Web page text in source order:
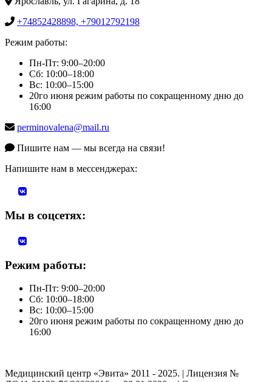
+74852428898, +79012792198
Режим работы:
Пн-Пт: 9:00–20:00
Сб: 10:00–18:00
Вс: 10:00–15:00
20го июня режим работы по сокращенному дню до
16:00
perminovalena@mail.ru
Пишите нам — мы всегда на связи!
Напишите нам в мессенджерах:
Мы в соцсетях:
Режим работы:
Пн-Пт: 9:00–20:00
Сб: 10:00–18:00
Вс: 10:00–15:00
20го июня режим работы по сокращенному дню до
16:00
Медицинский центр «Эвита» 2011 - 2025. | Лицензия №